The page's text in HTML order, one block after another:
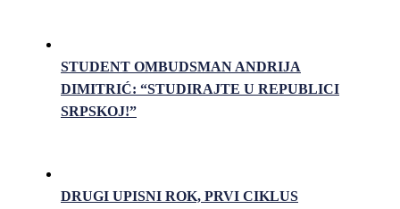
STUDENT OMBUDSMAN ANDRIJA
DIMITRIĆ: “STUDIRAJTE U REPUBLICI
SRPSKOJ!”
DRUGI UPISNI ROK, PRVI CIKLUS